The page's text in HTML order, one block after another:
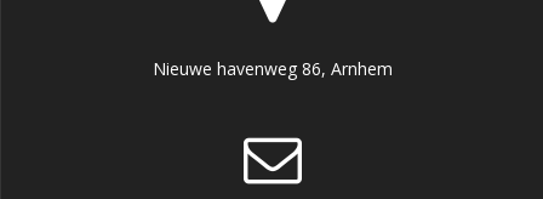
Nieuwe havenweg 86, Arnhem